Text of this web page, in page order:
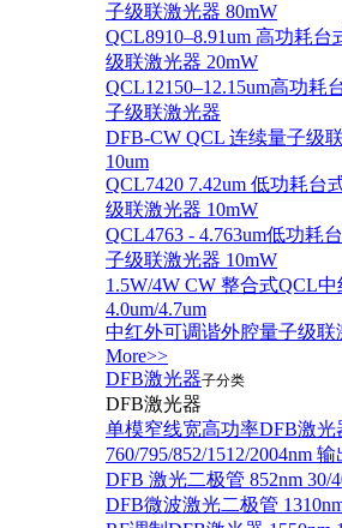
子级联激光器 80mW
QCL8910–8.91um 高功耗
级联激光器 20mW
QCL12150–12.15um高功耗
子级联激光器
DFB-CW QCL 连续量子级
10um
QCL7420 7.42um 低功耗台
级联激光器 10mW
QCL4763 - 4.763um低功耗
子级联激光器 10mW
1.5W/4W CW 整合式QCL
4.0um/4.7um
中红外可调谐外腔量子级联
More>>
DFB激光器子分类
DFB激光器
单模窄线宽高功率DFB激光
760/795/852/1512/2004nm
DFB 激光二极管 852nm 30/
DFB微波激光二极管